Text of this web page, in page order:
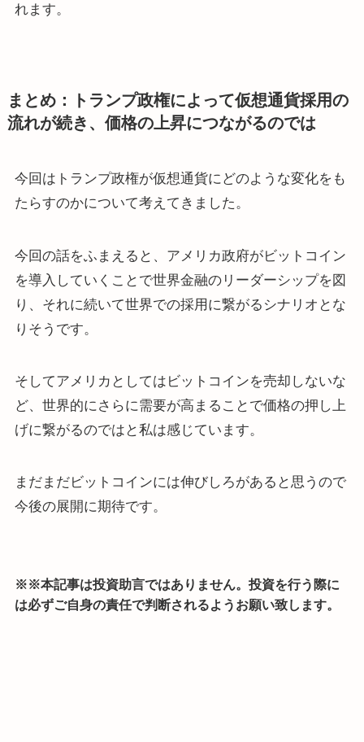
れます。
まとめ：トランプ政権によって仮想通貨採用の
流れが続き、価格の上昇につながるのでは
今回はトランプ政権が仮想通貨にどのような変化をも
たらすのかについて考えてきました。
今回の話をふまえると、アメリカ政府がビットコイン
を導入していくことで世界金融のリーダーシップを図
り、それに続いて世界での採用に繋がるシナリオとな
りそうです。
そしてアメリカとしてはビットコインを売却しないな
ど、世界的にさらに需要が高まることで価格の押し上
げに繋がるのではと私は感じています。
まだまだビットコインには伸びしろがあると思うので
今後の展開に期待です。
※※本記事は投資助言ではありません。投資を行う際に
は必ずご自身の責任で判断されるようお願い致します。